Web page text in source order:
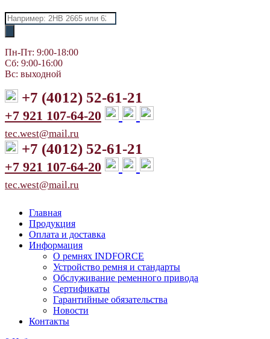
Поиск
товаров
Пн-Пт: 9:00-18:00
Сб: 9:00-16:00
Вс: выходной
+7 (4012) 52-61-21
+7 921 107-64-20
tec.west@mail.ru
+7 (4012) 52-61-21
+7 921 107-64-20
tec.west@mail.ru
Главная
Продукция
Оплата и доставка
Информация
О ремнях INDFORCE
Устройство ремня и стандарты
Обслуживание ременного привода
Сертификаты
Гарантийные обязательства
Новости
Контакты